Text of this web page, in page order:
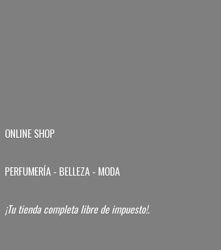
ONLINE SHOP
PERFUMERÍA - BELLEZA - MODA
¡Tu tienda completa librede impuesto!.